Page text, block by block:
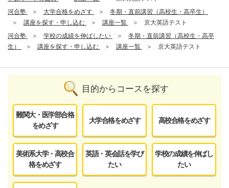
河合塾
大学合格をめざす
冬期・直前講習（高校生・高卒生）
講座を探す・申し込む
講座一覧
京大英語テスト
河合塾
学校の成績を伸ばしたい
冬期・直前講習（高校生・高卒
生）
講座を探す・申し込む 講座一覧 京大英語テスト
目的からコースを探す
難関大・医学部合格
をめざす
大学合格をめざす 高校合格をめざす
美術系大学・高校合
格をめざす
英語・英会話を学び
たい
学校の成績を伸ばし
たい